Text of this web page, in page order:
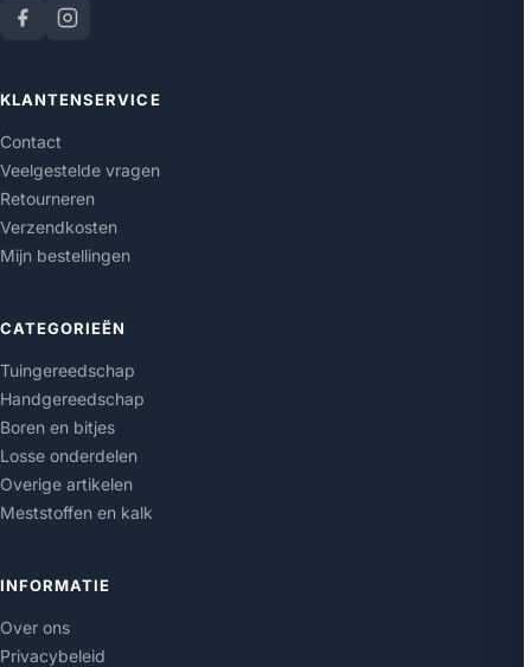
KLANTENSERVICE
Contact
Veelgestelde vragen
Retourneren
Verzendkosten
Mijn bestellingen
CATEGORIEËN
Tuingereedschap
Handgereedschap
Boren en bitjes
Losse onderdelen
Overige artikelen
Meststoffen en kalk
INFORMATIE
Over ons
Privacybeleid